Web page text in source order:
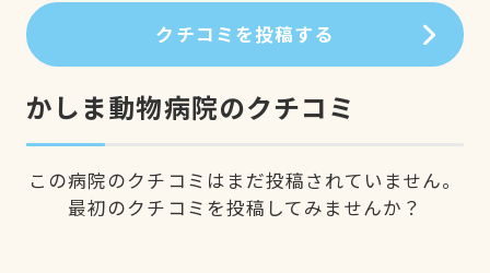
クチコミを投稿する
かしま動物病院のクチコミ
この病院のクチコミはまだ投稿されていません。
最初のクチコミを投稿してみませんか？